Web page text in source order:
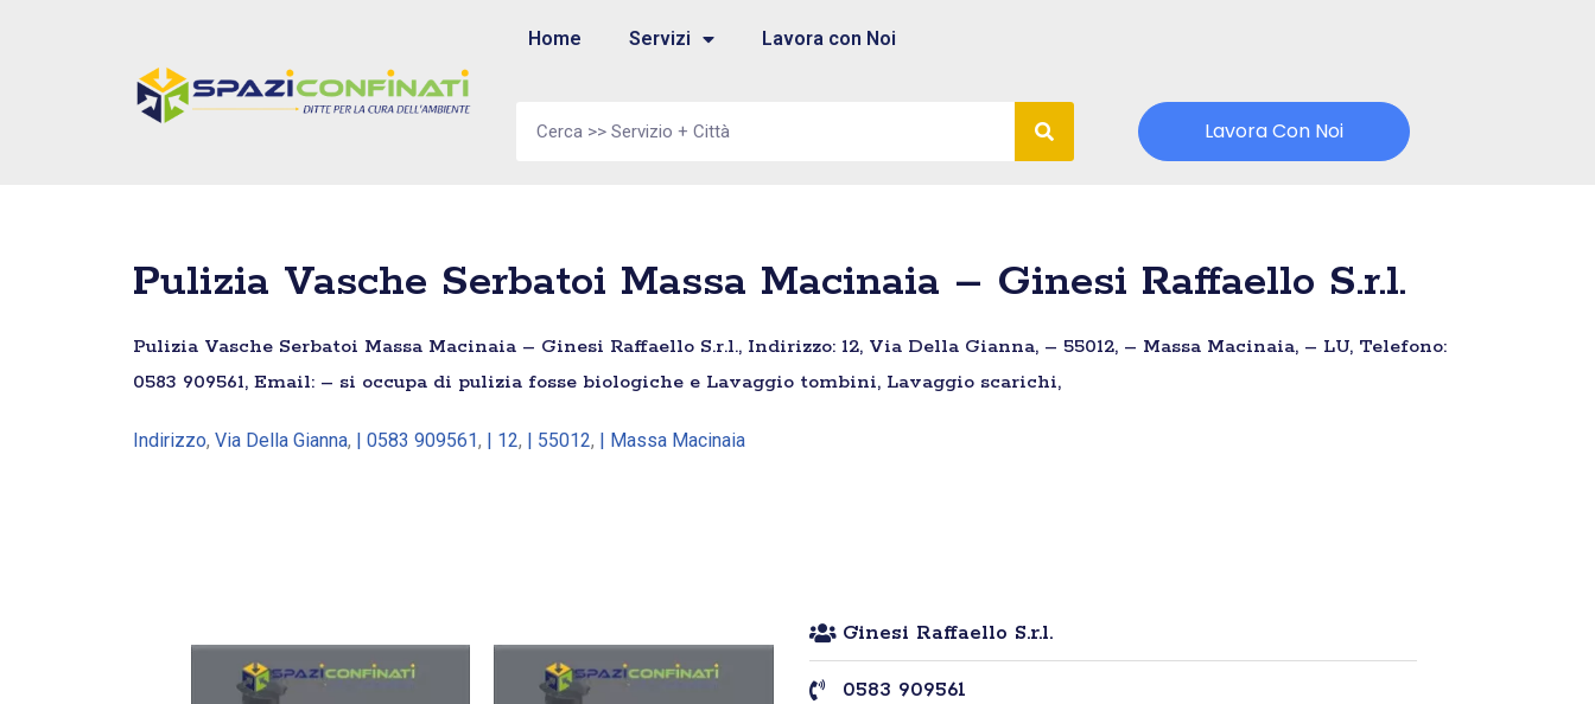
Home Servizi Lavora con Noi
Lavora Con Noi
Pulizia Vasche Serbatoi Massa Macinaia – Ginesi Raffaello S.r.l.
Pulizia Vasche Serbatoi Massa Macinaia – Ginesi Raffaello S.r.l., Indirizzo: 12, Via Della Gianna, – 55012, – Massa Macinaia, – LU, Telefono:
0583 909561, Email: – si occupa di pulizia fosse biologiche e Lavaggio tombini, Lavaggio scarichi,
Indirizzo, Via Della Gianna, | 0583 909561, | 12, | 55012, | Massa Macinaia
Ginesi Raffaello S.r.l.
0583 909561